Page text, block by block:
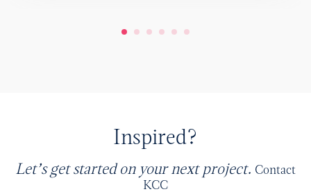
Inspired?
Let’s get started on your next project. Contact
KCC